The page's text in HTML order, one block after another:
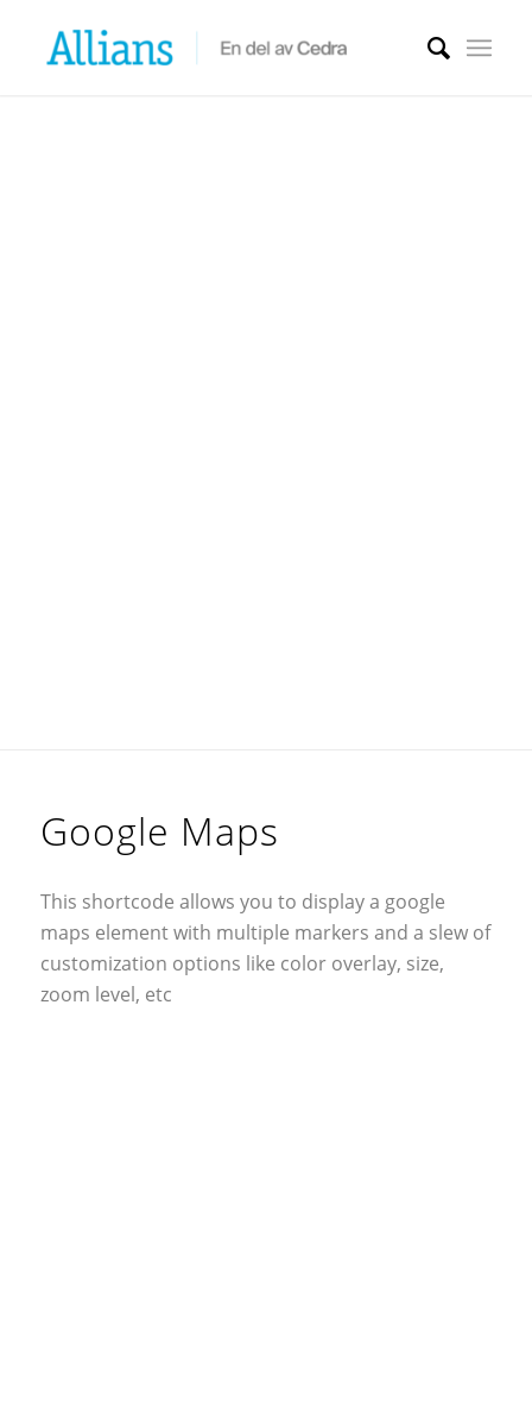
Google Maps
This shortcode allows you to display a google
maps element with multiple markers and a slew of
customization options like color overlay, size,
zoom level, etc